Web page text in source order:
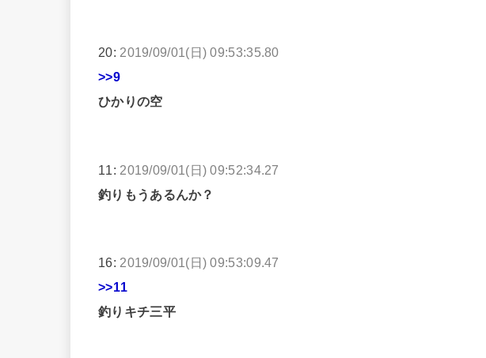
20: 2019/09/01(日) 09:53:35.80
>>9
ひかりの空
11: 2019/09/01(日) 09:52:34.27
釣りもうあるんか？
16: 2019/09/01(日) 09:53:09.47
>>11
釣りキチ三平